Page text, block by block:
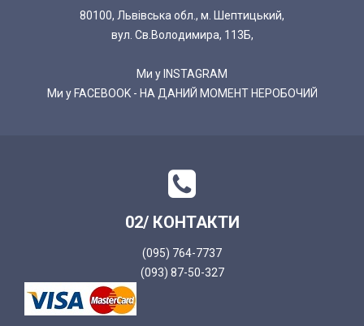
80100, Львівська обл., м. Шептицький,
вул. Св.Володимира, 113Б,
Ми у INSTAGRAM
Ми у FACEBOOK - НА ДАНИЙ МОМЕНТ НЕРОБОЧИЙ
02/ КОНТАКТИ
(095) 764-7737
(093) 87-50-327